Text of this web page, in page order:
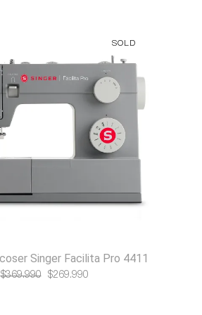
SOLD
Singer Facilita Pro 4411
$369.990
El
$269.990El